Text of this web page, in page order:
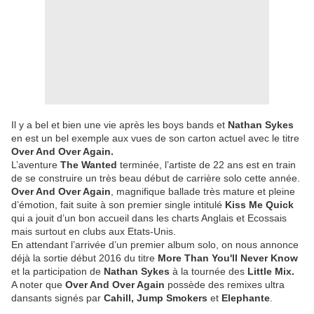
Il y a bel et bien une vie après les boys bands et Nathan Sykes
en est un bel exemple aux vues de son carton actuel avec le titre
Over And Over Again.
L’aventure The Wanted terminée, l’artiste de 22 ans est en train
de se construire un très beau début de carrière solo cette année.
Over And Over Again , magnifique ballade très mature et pleine
d’émotion, fait suite à son premier single intitulé Kiss Me Quick
qui a jouit d’un bon accueil dans les charts Anglais et Ecossais
mais surtout en clubs aux Etats-Unis.
En attendant l’arrivée d’un premier album solo, on nous annonce
déjà la sortie début 2016 du titre More Than You'll Never Know
et la participation de Nathan Sykes à la tournée des Little Mix.
A noter que Over And Over Again possède des remixes ultra
dansants signés par Cahill, Jump Smokers et Elephante